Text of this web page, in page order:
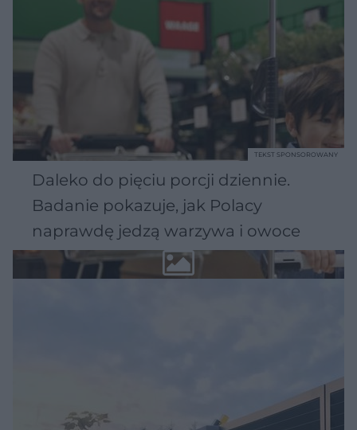
Daleko do pięciu porcji dziennie.
Badanie pokazuje, jak Polacy
naprawdę jedzą warzywa i owoce
TEKST SPONSOROWANY